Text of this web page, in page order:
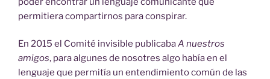
permitiera compartirnos para conspirar.
En 2015 el Comité invisible publicabaA nuestros
amigos, para algunes de nosotres algo había en el
lenguaje que permitía un entendimiento común de las